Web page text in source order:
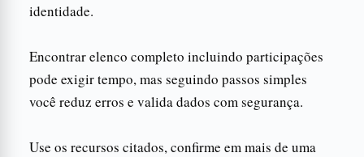
identidade.
Encontrar elenco completo incluindo participações
pode exigir tempo, mas seguindo passos simples
você reduz erros e valida dados com segurança.
Use os recursos citados, confirme em mais de uma